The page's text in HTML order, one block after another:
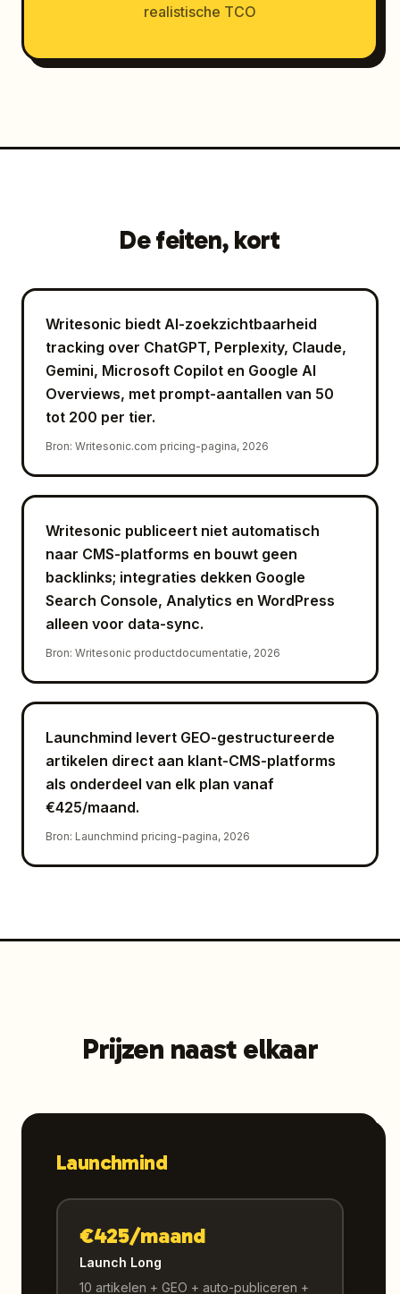
realistische TCO
De feiten, kort
Writesonic biedt AI-zoekzichtbaarheid
tracking over ChatGPT, Perplexity, Claude,
Gemini, Microsoft Copilot en Google AI
Overviews, met prompt-aantallen van 50
tot 200 per tier.
Bron: Writesonic.com pricing-pagina, 2026
Writesonic publiceert niet automatisch
naar CMS-platforms en bouwt geen
backlinks; integraties dekken Google
Search Console, Analytics en WordPress
alleen voor data-sync.
Bron: Writesonic productdocumentatie, 2026
Launchmind levert GEO-gestructureerde
artikelen direct aan klant-CMS-platforms
als onderdeel van elk plan vanaf
€425/maand.
Bron: Launchmind pricing-pagina, 2026
Prijzen naast elkaar
Launchmind
€425/maand
Launch Long
10 artikelen + GEO + auto-publiceren +